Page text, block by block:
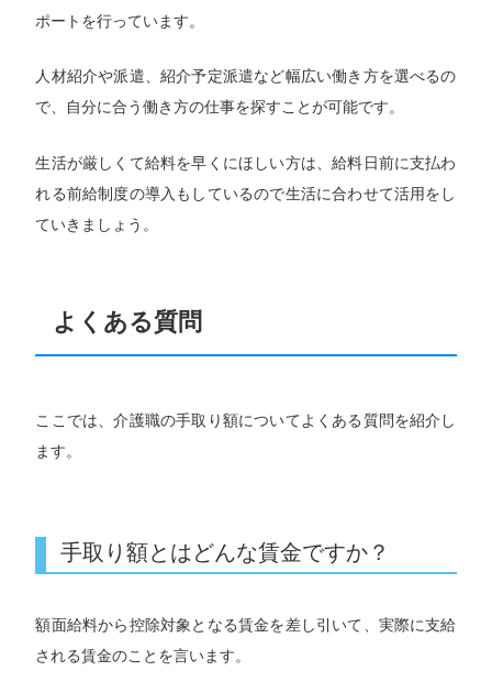
ポートを行っています。
人材紹介や派遣、紹介予定派遣など幅広い働き方を選べるの
で、自分に合う働き方の仕事を探すことが可能です。
生活が厳しくて給料を早くにほしい方は、給料日前に支払わ
れる前給制度の導入もしているので生活に合わせて活用をし
ていきましょう。
よくある質問
ここでは、介護職の手取り額についてよくある質問を紹介し
ます。
手取り額とはどんな賃金ですか？
額面給料から控除対象となる賃金を差し引いて、実際に支給
される賃金のことを言います。
専任キャリアアドバイザーにお任せ！